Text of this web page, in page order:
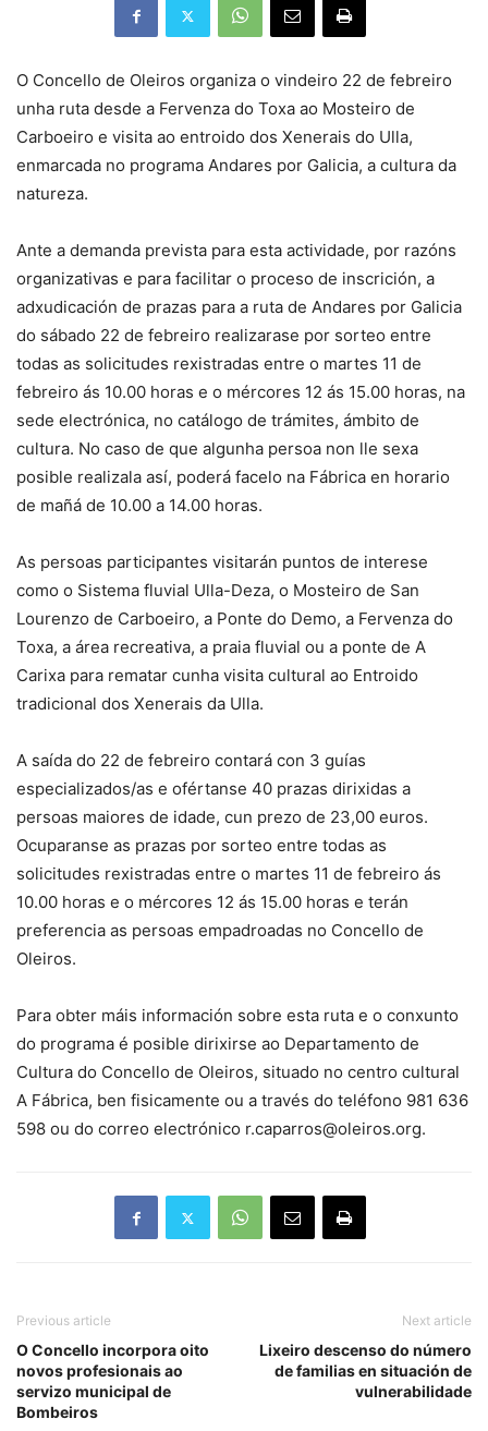
O Concello de Oleiros organiza o vindeiro 22 de febreiro
unha ruta desde a Fervenza do Toxa ao Mosteiro de
Carboeiro e visita ao entroido dos Xenerais do Ulla,
enmarcada no programa Andares por Galicia, a cultura da
natureza.
Ante a demanda prevista para esta actividade, por razóns
organizativas e para facilitar o proceso de inscrición, a
adxudicación de prazas para a ruta de Andares por Galicia
do sábado 22 de febreiro realizarase por sorteo entre
todas as solicitudes rexistradas entre o martes 11 de
febreiro ás 10.00 horas e o mércores 12 ás 15.00 horas, na
sede electrónica, no catálogo de trámites, ámbito de
cultura. No caso de que algunha persoa non lle sexa
posible realizala así, poderá facelo na Fábrica en horario
de mañá de 10.00 a 14.00 horas.
As persoas participantes visitarán puntos de interese
como o Sistema fluvial Ulla-Deza, o Mosteiro de San
Lourenzo de Carboeiro, a Ponte do Demo, a Fervenza do
Toxa, a área recreativa, a praia fluvial ou a ponte de A
Carixa para rematar cunha visita cultural ao Entroido
tradicional dos Xenerais da Ulla.
A saída do 22 de febreiro contará con 3 guías
especializados/as e ofértanse 40 prazas dirixidas a
persoas maiores de idade, cun prezo de 23,00 euros.
Ocuparanse as prazas por sorteo entre todas as
solicitudes rexistradas entre o martes 11 de febreiro ás
10.00 horas e o mércores 12 ás 15.00 horas e terán
preferencia as persoas empadroadas no Concello de
Oleiros.
Para obter máis información sobre esta ruta e o conxunto
do programa é posible dirixirse ao Departamento de
Cultura do Concello de Oleiros, situado no centro cultural
A Fábrica, ben fisicamente ou a través do teléfono 981 636
598 ou do correo electrónico r.caparros@oleiros.org.
Previous article
O Concello incorpora oito
novos profesionais ao
servizo municipal de
Bombeiros
Next article
Lixeiro descenso do número
de familias en situación de
vulnerabilidade